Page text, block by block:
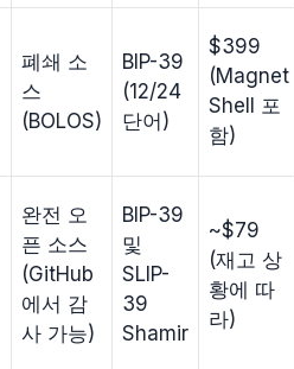
폐쇄 소
스
(BOLOS)
BIP-39
(12/24
단어)
$399
(Magnet
Shell 포
함)
완전 오
픈 소스
(GitHub
에서 감
사 가능)
BIP-39
및
SLIP-
39
Shamir
~$79
(재고 상
황에 따
라)